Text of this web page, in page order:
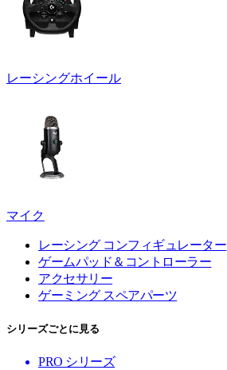
レーシングホイール
マイク
レーシング コンフィギュレーター
ゲームパッド＆コントローラー
アクセサリー
ゲーミング スペアパーツ
シリーズごとに見る
PRO シリーズ